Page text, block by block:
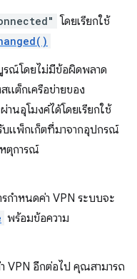
โดยเรียกใช้
ณ์โดยไม่มีข้อผิดพลาด
แต็กเครือข่ายของ
นอุโมงค์ได้โดยเรียกใช้
บแพ็กเก็ตที่มาจากอุปกรณ์
ตุการณ์
กำหนดค่า VPN ระบบจะ
พร้อมข้อความ
VPN อีกต่อไป คุณสามารถ